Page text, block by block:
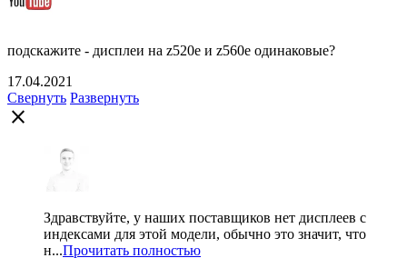
подскажите - дисплеи на z520e и z560e одинаковые?
17.04.2021
Свернуть Развернуть
close
Здравствуйте, у наших поставщиков нет дисплеев с
индексами для этой модели, обычно это значит, что
н...Прочитать полностью